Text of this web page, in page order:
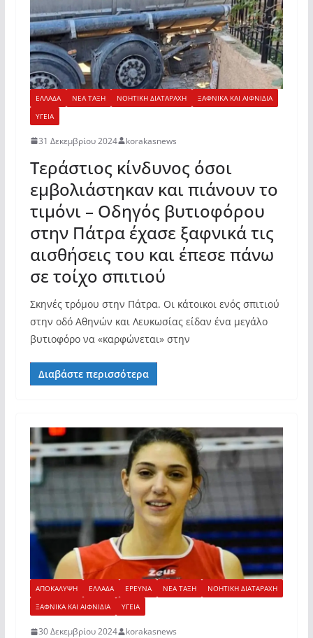
ΕΛΛΑΔΑ ΝΕΑ ΤΑΞΗ ΝΟΗΤΙΚΗ ΔΙΑΤΑΡΑΧΗ
ΞΑΦΝΙΚΑ ΚΑΙ ΑΙΦΝΙΔΙΑ
ΥΓΕΙΑ
31 Δεκεμβρίου 2024 korakasnews
Τεράστιος κίνδυνος όσοι
εμβολιάστηκαν και πιάνουν το
τιμόνι – Οδηγός βυτιοφόρου
στην Πάτρα έχασε ξαφνικά τις
αισθήσεις του και έπεσε πάνω
σε τοίχο σπιτιού
Σκηνές τρόμου στην Πάτρα. Οι κάτοικοι ενός σπιτιού
στην οδό Αθηνών και Λευκωσίας είδαν ένα μεγάλο
βυτιοφόρο να «καρφώνεται» στην
Διαβάστε περισσότερα
ΑΠΟΚΑΛΥΨΗ ΕΛΛΑΔΑ ΕΡΕΥΝΑ ΝΕΑ ΤΑΞΗ
ΝΟΗΤΙΚΗ ΔΙΑΤΑΡΑΧΗ
ΞΑΦΝΙΚΑ ΚΑΙ ΑΙΦΝΙΔΙΑ
ΥΓΕΙΑ
30 Δεκεμβρίου 2024 korakasnews